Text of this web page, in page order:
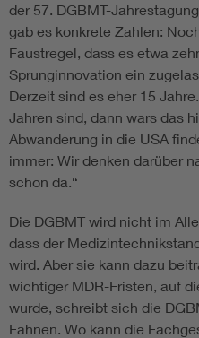
der 57. DGBMT-
gab es konkrete Zahlen:
Faustregel, dass es etwa
Sprunginnovation ein
Derzeit sind es eher 15
Jahren sind, dann wars das
Abwanderung in die USA
immer: Wir denken darüber
schon da.“
Die DGBMT wird nicht im
dass der
wird. Aber sie kann dazu
wichtiger MDR-Fristen, auf
wurde, schreibt sich die
Fahnen. Wo kann die